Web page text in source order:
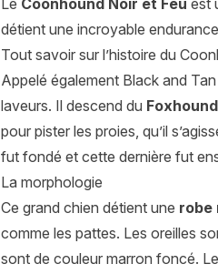
Le Coonhound Noir et Feu est
détient une incroyable
Tout savoir sur l’histoire du
Appelé également Black and
laveurs. Il descend du
pour pister les proies, qu’il
fut fondé et cette dernière fut
La morphologie
Ce grand chien détient une robe
comme les pattes. Les oreilles
sont de couleur marron foncé.